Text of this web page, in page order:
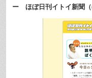
ー ほぼ日刊イトイ新聞（